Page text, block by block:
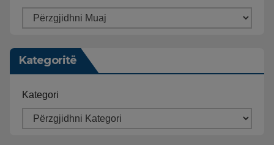
Kategoritë
Kategori